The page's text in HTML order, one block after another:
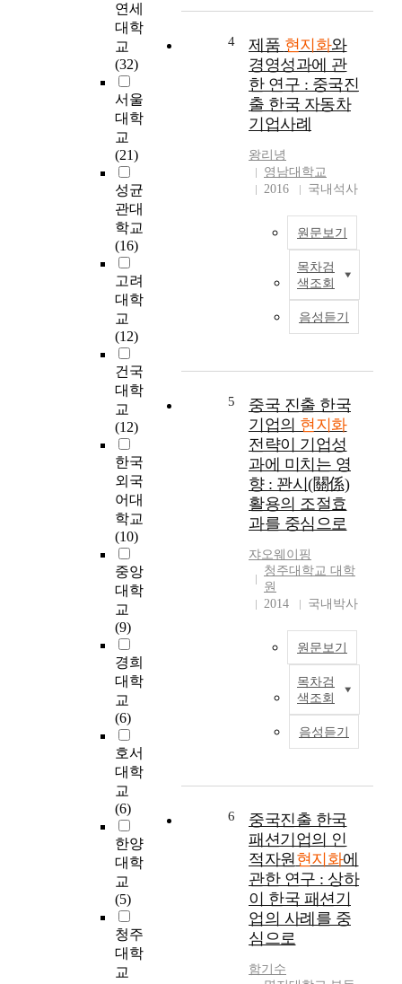
연세
대학
교
(32)
서울
대학
교
(21)
성균
관대
학교
(16)
고려
대학
교
(12)
건국
대학
교
(12)
한국
외국
어대
학교
(10)
중앙
대학
교
(9)
경희
대학
교
(6)
호서
대학
교
(6)
한양
대학
교
(5)
청주
대학
교
4 제품 현지화와
경영성과에 관
한 연구 : 중국진
출 한국 자동차
기업사례
왕리녕
영남대학교
2016
국내석사
원문보기
목차검
색조회
음성듣기
5
중국 진출 한국
기업의 현지화
전략이 기업성
과에 미치는 영
향 : 꽌시(關係)
활용의 조절효
과를 중심으로
쟈오웨이핑
청주대학교 대학
원
2014
국내박사
원문보기
목차검
색조회
음성듣기
6
중국진출 한국
패션기업의 인
적자원 현지화에
관한 연구 : 상하
이 한국 패션기
업의 사례를 중
심으로
함기수